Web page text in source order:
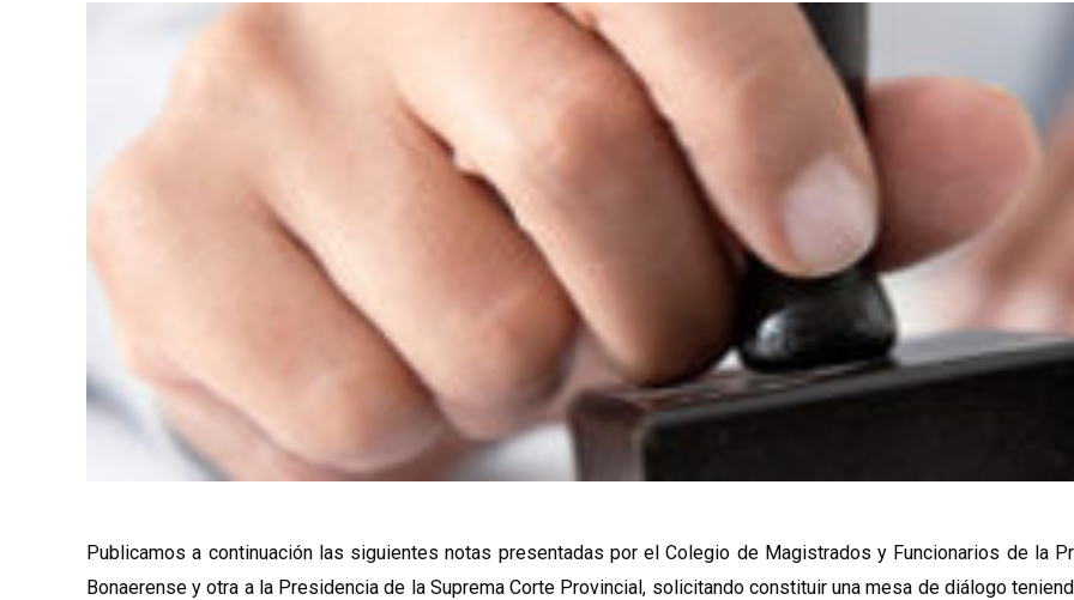
Publicamos a continuación las siguientes notas presentadas por el Colegio de Magistrados y Funcionarios de la
Bonaerense y otra a la Presidencia de la Suprema Corte Provincial, solicitando constituir una mesa de diálogo